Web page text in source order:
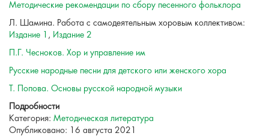
Методические рекомендации по сбору песенного фольклора
Л. Шамина. Работа с самодеятельным хоровым коллективом:
Издание 1 , Издание 2
П.Г. Чесноков. Хор и управление им
Русские народные песни для детского или женского хора
Т. Попова. Основы русской народной музыки
Подробности
Категория: Методическая литература
Опубликовано: 16 августа 2021